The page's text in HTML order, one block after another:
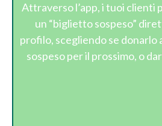
Attraverso l’app, i tuoi clienti
un “biglietto sospeso”
profilo, scegliendo se donarlo
sospeso per il prossimo, o